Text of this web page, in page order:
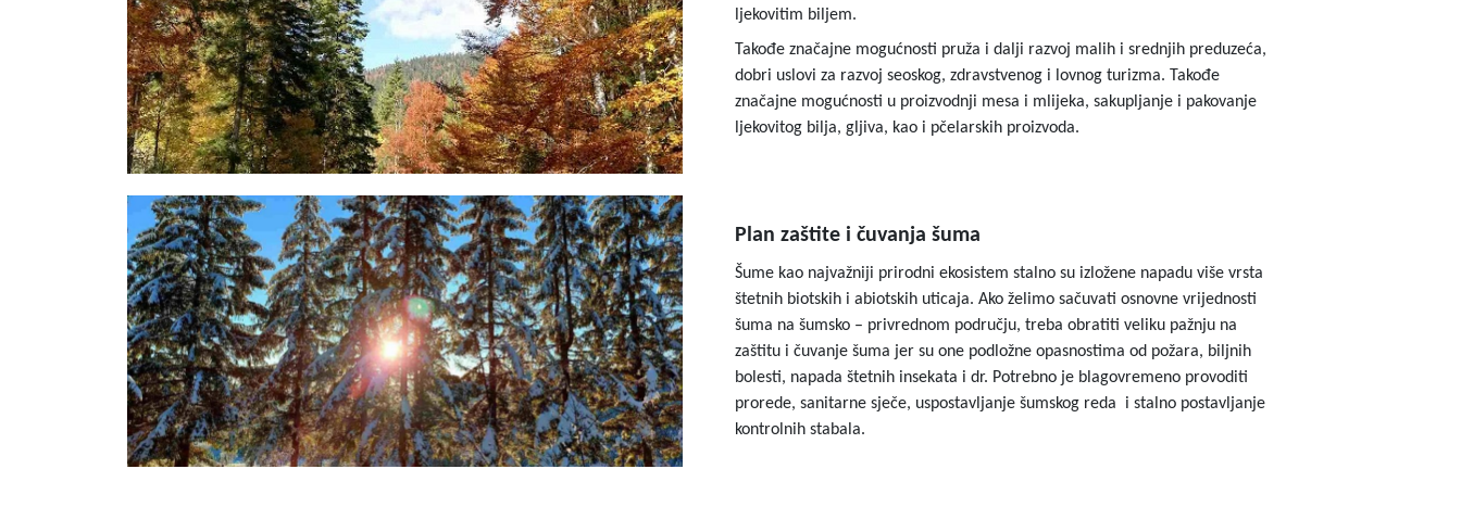
ljekovitim biljem.
Takođe značajne mogućnosti pruža i dalji razvoj malih i srednjih preduzeća,
dobri uslovi za razvoj seoskog, zdravstvenog i lovnog turizma. Takođe
značajne mogućnosti u proizvodnji mesa i mlijeka, sakupljanje i pakovanje
ljekovitog bilja, gljiva, kao i pčelarskih proizvoda.
Plan zaštite i čuvanja šuma
Šume kao najvažniji prirodni ekosistem stalno su izložene napadu više vrsta
štetnih biotskih i abiotskih uticaja. Ako želimo sačuvati osnovne vrijednosti
šuma na šumsko – privrednom području, treba obratiti veliku pažnju na
zaštitu i čuvanje šuma jer su one podložne opasnostima od požara, biljnih
bolesti, napada štetnih insekata i dr. Potrebno je blagovremeno provoditi
prorede, sanitarne sječe, uspostavljanje šumskog reda i stalno postavljanje
kontrolnih stabala.